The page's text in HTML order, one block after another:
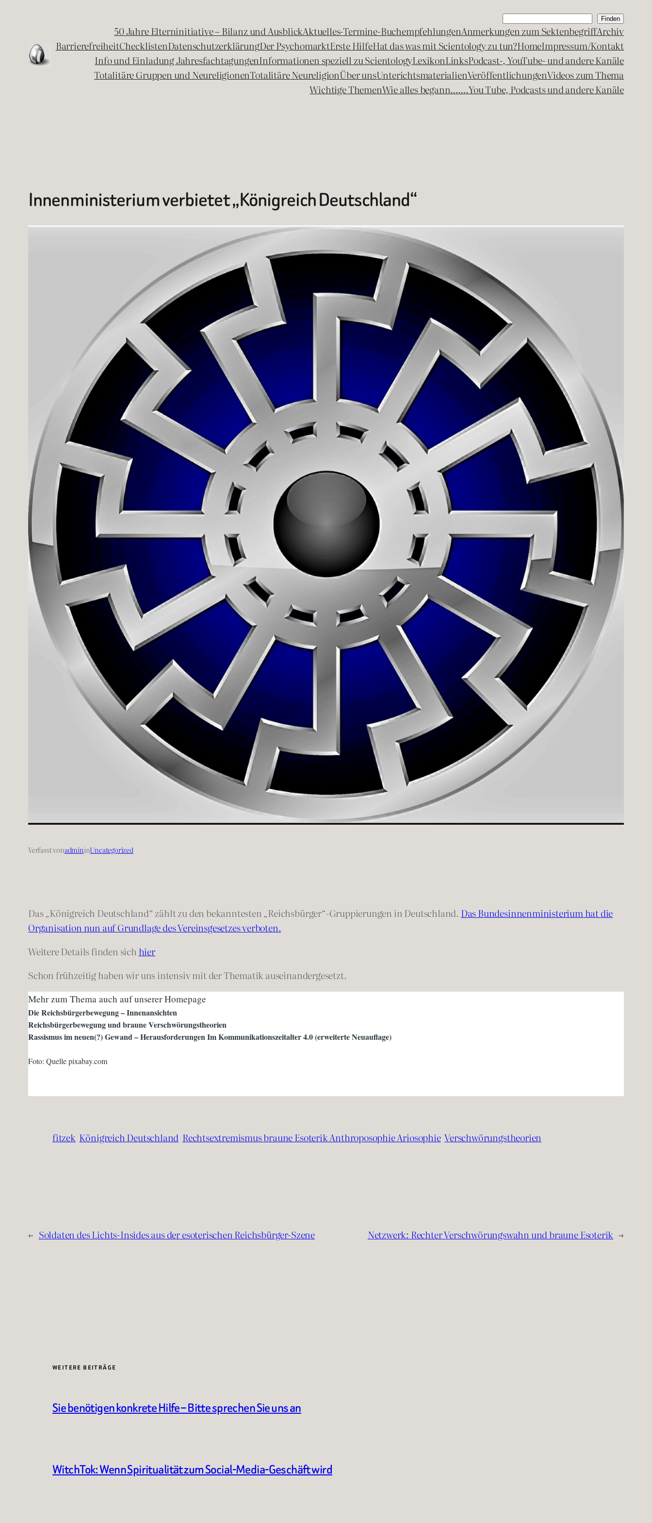
Suchen Finden
50 Jahre Elterninitiative – Bilanz und AusblickAktuelles-Termine-BuchempfehlungenAnmerkungen zum SektenbegriffArchiv
BarrierefreiheitChecklistenDatenschutzerklärungDer PsychomarktErste HilfeHat das was mit Scientology zu tun?HomeImpressum/Kontakt
Info und Einladung JahresfachtagungenInformationen speziell zu ScientologyLexikonLinksPodcast-, YouTube- und andere Kanäle
Totalitäre Gruppen und NeureligionenTotalitäre NeureligionÜber unsUnterichtsmaterialienVeröffentlichungenVideos zum Thema
Wichtige ThemenWie alles begann…….You Tube, Podcasts und andere Kanäle
Innenministerium verbietet „Königreich Deutschland“
Verfasst vonadmininUncategorized
Das „Königreich Deutschland“ zählt zu den bekanntesten „Reichsbürger“-Gruppierungen in Deutschland. Das Bundesinnenministerium hat die
Organisation nun auf Grundlage des Vereinsgesetzes verboten.
Weitere Details finden sich hier
Schon frühzeitig haben wir uns intensiv mit der Thematik auseinandergesetzt.
Mehr zum Thema auch auf unserer Homepage
Die Reichsbürgerbewegung – Innenansichten
Reichsbürgerbewegung und braune Verschwörungstheorien
Rassismus im neuen(?) Gewand – Herausforderungen Im Kommunikationszeitalter 4.0 (erweiterte Neuauflage)
Foto: Quelle pixabay.com
fitzek Königreich Deutschland Rechtsextremismus braune Esoterik Anthroposophie Ariosophie Verschwörungstheorien
← Soldaten des Lichts-Insides aus der esoterischen Reichsbürger-Szene Netzwerk: Rechter Verschwörungswahn und braune Esoterik →
WEITERE BEITRÄGE
Sie benötigen konkrete Hilfe – Bitte sprechen Sie uns an
WitchTok: Wenn Spiritualität zum Social-Media-Geschäft wird